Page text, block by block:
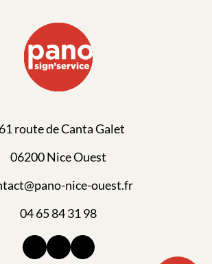
route de Canta Galet
06200 Nice Ouest
nice-ouest.fr
04 65 84 31 98